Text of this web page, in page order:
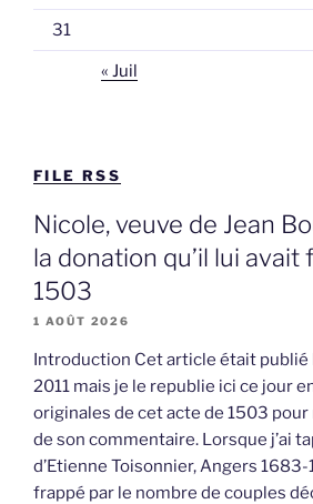
31
« Juil
FILE RSS
Nicole, veuve de Jean
la donation qu’il lui avait
1503
1 AOÛT 2026
Introduction Cet article était publié
2011 mais je le republie ici ce jour
originales de cet acte de 1503
de son commentaire. Lorsque j’ai
d’Etienne Toisonnier, Angers 1683-
frappé par le nombre de couples